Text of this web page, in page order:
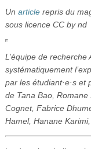
Un articlerepris du
sous licence CC by nd
L’équipe de
systématiquement
par les étudiant·e·s et
de Tana Bao,
Cognet, Fabrice
Hamel, Hanane